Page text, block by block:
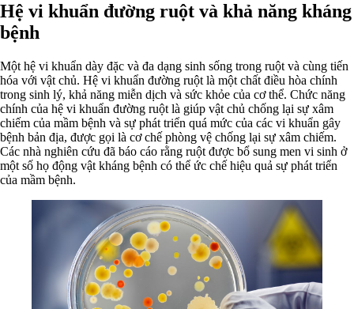
Hệ vi khuẩn đường ruột và khả năng kháng
bệnh
Một hệ vi khuẩn dày đặc và đa dạng sinh sống trong ruột và cùng tiến
hóa với vật chủ. Hệ vi khuẩn đường ruột là một chất điều hòa chính
trong sinh lý, khả năng miễn dịch và sức khỏe của cơ thể. Chức năng
chính của hệ vi khuẩn đường ruột là giúp vật chủ chống lại sự xâm
chiếm của mầm bệnh và sự phát triển quá mức của các vi khuẩn gây
bệnh bản địa, được gọi là cơ chế phòng vệ chống lại sự xâm chiếm.
Các nhà nghiên cứu đã báo cáo rằng ruột được bổ sung men vi sinh ở
một số họ động vật kháng bệnh có thể ức chế hiệu quả sự phát triển
của mầm bệnh.